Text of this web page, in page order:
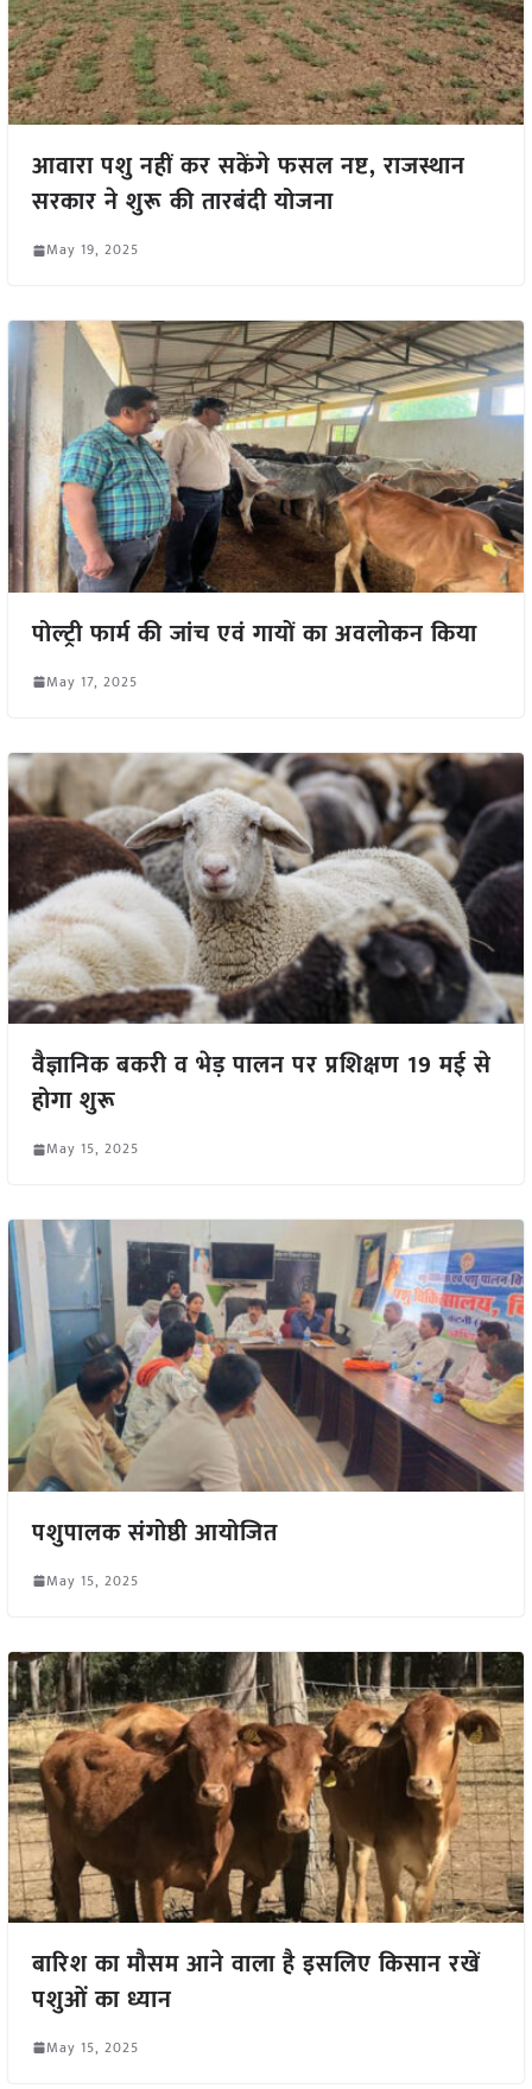
आवारा पशु नहीं कर सकेंगे फसल नष्ट, राजस्थान
सरकार ने शुरू की तारबंदी योजना
May 19, 2025
पोल्ट्री फार्म की जांच एवं गायों का अवलोकन किया
May 17, 2025
वैज्ञानिक बकरी व भेड़ पालन पर प्रशिक्षण 19 मई से
होगा शुरू
May 15, 2025
पशुपालक संगोष्ठी आयोजित
May 15, 2025
बारिश का मौसम आने वाला है इसलिए किसान रखें
पशुओं का ध्यान
May 15, 2025